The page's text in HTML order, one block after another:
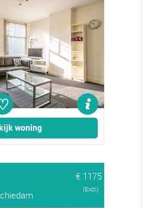
woning
€ 1175
(Excl.)